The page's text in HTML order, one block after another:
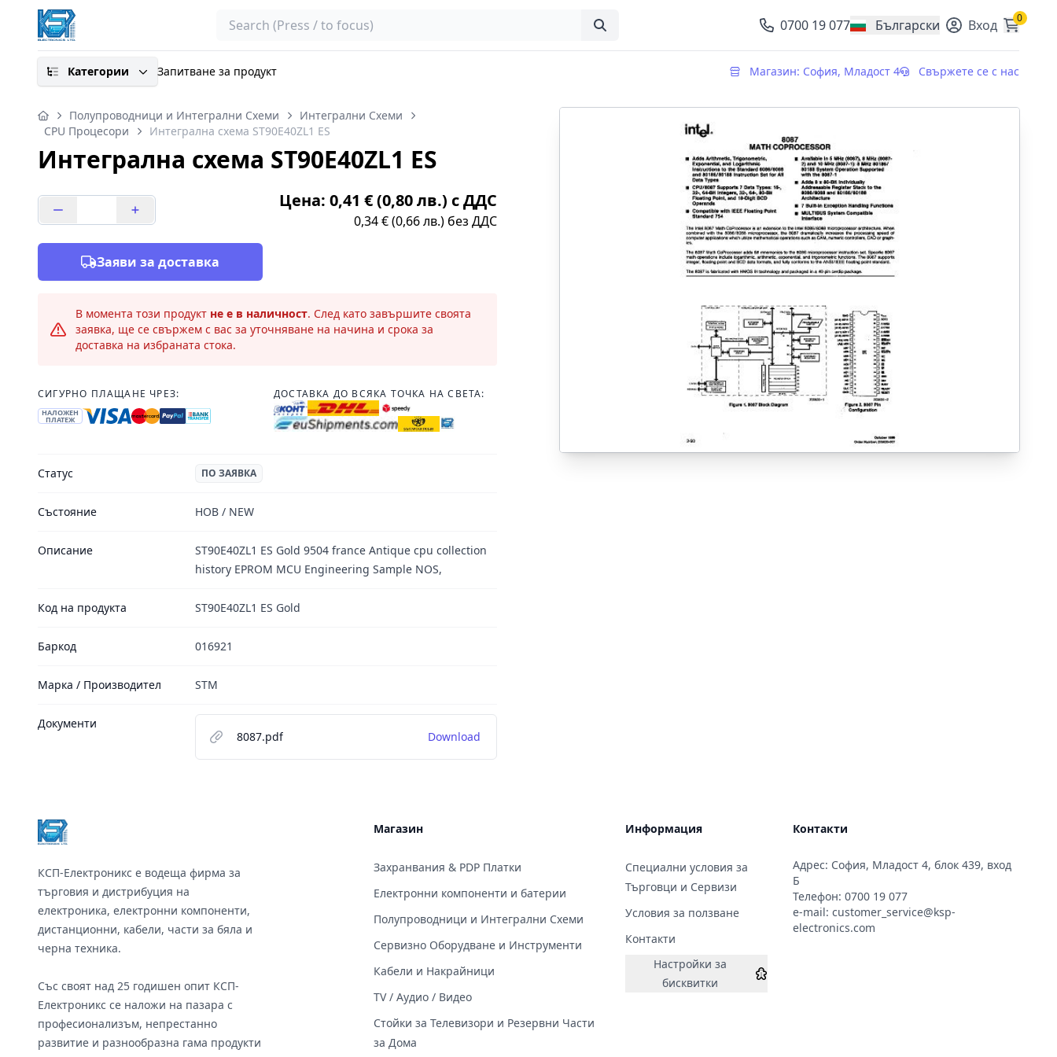
Search 0700 19 077 Български
, change currency Вход 0
Категории Запитване за продукт Магазин: София, Младост 4 Свържете се с нас
Полупроводници и Интегрални Схеми
Интегрални Схеми
CPU Процесори
Интегрална схема ST90E40ZL1 ES
Интегрална схема ST90E40ZL1 ES
Цена: 0,41 € (0,80 лв.) с ДДС
0,34 € (0,66 лв.) без ДДС
Заяви за доставка
В момента този продукт не е в наличност. След като завършите своята
заявка, ще се свържем с вас за уточняване на начина и срока за
доставка на избраната стока.
СИГУРНО ПЛАЩАНЕ ЧРЕЗ:
НАЛОЖЕН
ПЛАТЕЖ
ДОСТАВКА ДО ВСЯКА ТОЧКА НА СВЕТА:
Статус ПО ЗАЯВКА
Състояние НОВ / NEW
Описание
ST90E40ZL1 ES Gold 9504 france Antique cpu collection
history EPROM MCU Engineering Sample NOS,
Код на продукта ST90E40ZL1 ES Gold
Баркод 016921
Марка / Производител STM
Документи
8087.pdf
Download
КСП-Електроникс е водеща фирма за
търговия и дистрибуция на
електроника, електронни компоненти,
дистанционни, кабели, части за бяла и
черна техника.
Със своят над 25 годишен опит КСП-
Електроникс се наложи на пазара с
професионализъм, непрестанно
развитие и разнообразна гама продукти
Магазин
Захранвания & PDP Платки
Електронни компоненти и батерии
Полупроводници и Интегрални Схеми
Сервизно Оборудване и Инструменти
Кабели и Накрайници
TV / Аудио / Видео
Стойки за Телевизори и Резервни Части
за Дома
Информация
Специални условия за
Търговци и Сервизи
Условия за ползване
Контакти
Настройки за
бисквитки
Контакти
Адрес: София, Младост 4, блок 439, вход
Б
Телефон: 0700 19 077
e-mail: customer_service@ksp-
electronics.com